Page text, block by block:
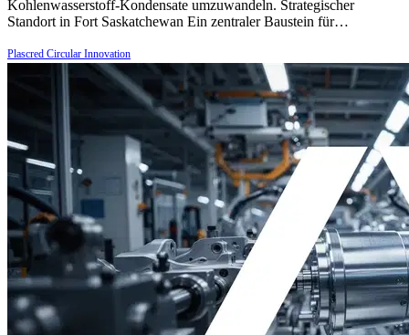
Kohlenwasserstoff-Kondensate umzuwandeln. Strategischer
Standort in Fort Saskatchewan Ein zentraler Baustein für…
Plascred Circular Innovation